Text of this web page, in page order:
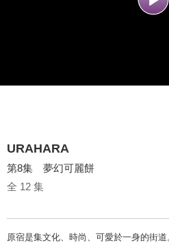
URAHARA
第8集 夢幻可麗餅
全 12 集
原宿是集文化、時尚、可愛於一身的街